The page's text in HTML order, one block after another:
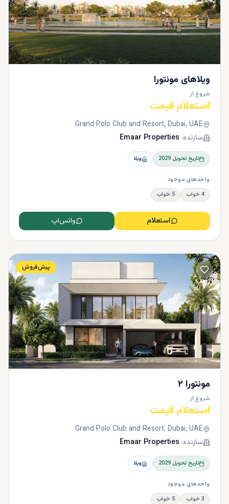
ویلاهای مونتورا
شروع از
استعلام قیمت
Grand Polo Club and Resort, Dubai, UAE
سازنده: Emaar Properties
تاریخ تحویل2029 ویلا
واحدهای موجود
4 خواب
5 خواب
استعلام واتس‌اپ
پیش‌فروش
مونتورا ۲
شروع از
استعلام قیمت
Grand Polo Club and Resort, Dubai, UAE
سازنده: Emaar Properties
تاریخ تحویل2029 ویلا
واحدهای موجود
3 خواب
5 خواب